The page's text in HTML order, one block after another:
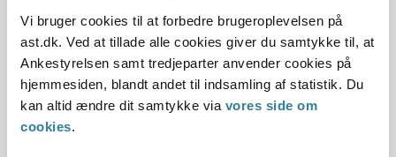
Vi bruger cookies til at forbedre brugeroplevelsen på
ast.dk. Ved at tillade alle cookies giver du samtykke til, at
Ankestyrelsen samt tredjeparter anvender cookies på
hjemmesiden, blandt andet til indsamling af statistik. Du
kan altid ændre dit samtykke via vores side om
cookies.
§ 11 § 10
Journalnummer
201728-96